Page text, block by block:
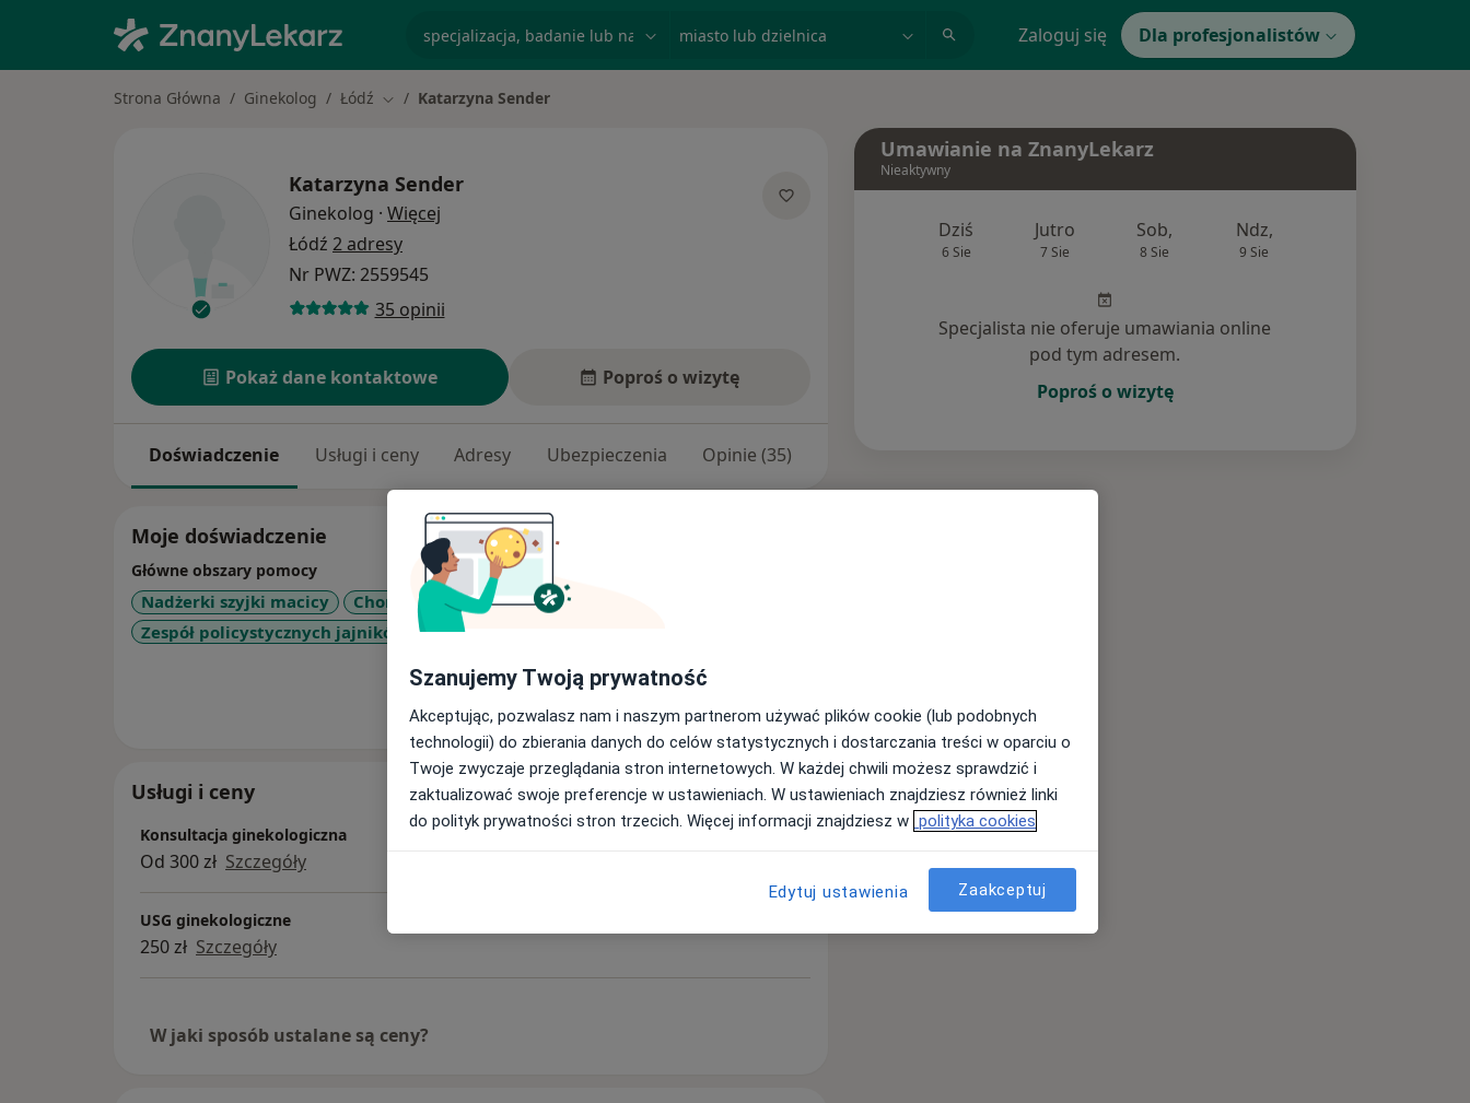
Zaloguj się Dla profesjonalistów
Strona Główna Ginekolog Łódź Zmień miasto
Katarzyna Sender
Katarzyna Sender
Ginekolog · Więcej
Łódź 2 adresy
Nr PWZ: 2559545
35 opinii
Pokaż dane kontaktowe Poproś o wizytę
Doświadczenie Usługi i ceny Adresy Ubezpieczenia Opinie (35)
Moje doświadczenie
Główne obszary pomocy
Nadżerki szyjki macicy Choroby szyjki macicy
Infekcja HPV
Zespół policystycznych jajników (PCOS / PMOS)
Pokaż więcejo doświadczeniu
Usługi i ceny
Konsultacja ginekologiczna
Od 300 zł Szczegóły
USG ginekologiczne
250 zł Szczegóły
W jaki sposób ustalane są ceny?
Umawianie na ZnanyLekarz
Nieaktywny
Dziś
6 Sie
Jutro
7 Sie
Sob,
8 Sie
Ndz,
9 Sie
Specjalista nie oferuje umawiania online
pod tym adresem.
Poproś o wizytę
Szanujemy Twoją prywatność
Akceptując, pozwalasz nam i naszym partnerom używać plików cookie (lub podobnych
technologii) do zbierania danych do celów statystycznych i dostarczania treści w oparciu o
Twoje zwyczaje przeglądania stron internetowych. W każdej chwili możesz sprawdzić i
zaktualizować swoje preferencje w ustawieniach. W ustawieniach znajdziesz również linki
do polityk prywatności stron trzecich. Więcej informacji znajdziesz w polityka cookies
Edytuj ustawienia Zaakceptuj